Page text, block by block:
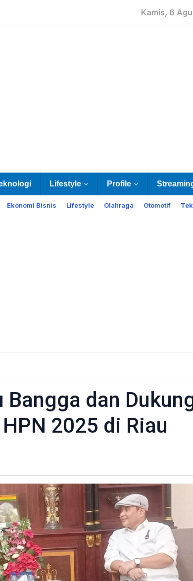
Kamis, 6
Lifestyle Profile
Ekonomi Bisnis Lifestyle Olahraga Otomotif
Bangga dan
2025 di Riau